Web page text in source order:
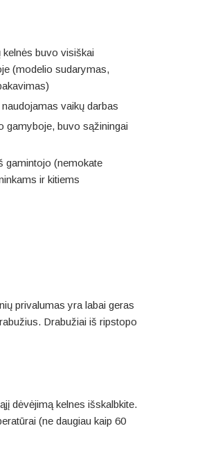
buvo visiškai
(modelio sudarymas,
vaikų darbas
gamyboje, buvo sąžiningai
gamintojo (nemokate
ir kitiems
privalumas yra labai geras
Drabužiai iš ripstopo
dėvėjimą kelnes išskalbkite.
(ne daugiau kaip 60